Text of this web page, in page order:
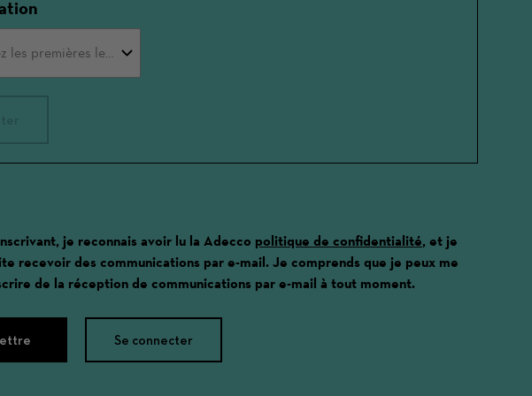
je reconnais avoir lu la Adecco politique de confidentialité, et je
recevoir des communications par e-mail. Je comprends que je peux me
de la réception de communications par e-mail à tout moment.
Se connecter